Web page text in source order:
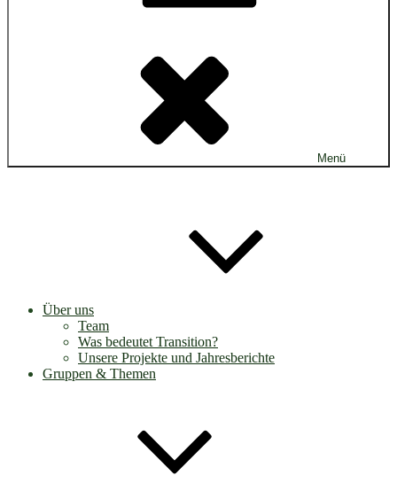
Menü
Über uns
Team
Was bedeutet Transition?
Unsere Projekte und Jahresberichte
Gruppen & Themen